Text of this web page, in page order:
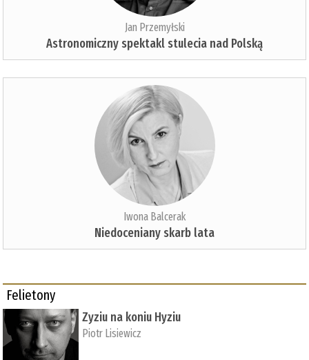
Jan Przemyłski
Astronomiczny spektakl stulecia nad Polską
Iwona Balcerak
Niedoceniany skarb lata
Felietony
Zyziu na koniu Hyziu
Piotr Lisiewicz